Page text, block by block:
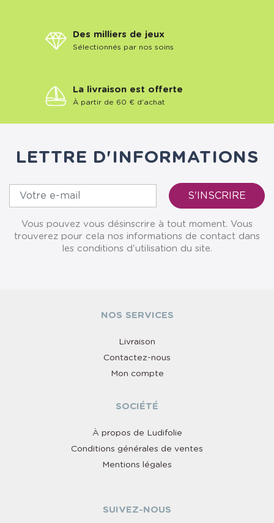
Des milliers de jeux
Sélectionnés par nos soins
La livraison est offerte
À partir de 60 € d'achat
LETTRE D'INFORMATIONS
Vous pouvez vous désinscrire à tout moment. Vous
trouverez pour cela nos informations de contact dans
les conditions d'utilisation du site.
NOS SERVICES
Livraison
Contactez-nous
Mon compte
SOCIÉTÉ
À propos de Ludifolie
Conditions générales de ventes
Mentions légales
SUIVEZ-NOUS